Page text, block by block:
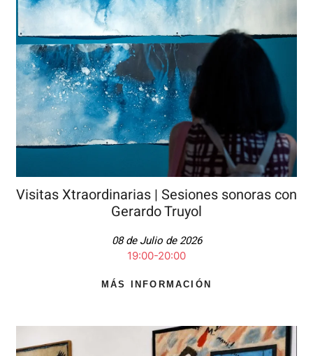
Visitas Xtraordinarias | Sesiones sonoras con
Gerardo Truyol
08 de Julio de 2026
19:00-20:00
MÁS INFORMACIÓN